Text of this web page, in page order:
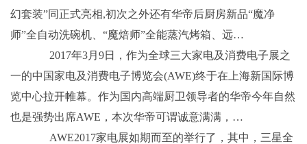
幻套装”同正式亮相,初次之外还有华帝后厨房新品“魔净
师”全自动洗碗机、“魔焙师”全能蒸汽烤箱、远…
2017年3月9日，作为全球三大家电及消费电子展之
一的中国家电及消费电子博览会(AWE)终于在上海新国际博
览中心拉开帷幕。作为国内高端厨卫领导者的华帝今年自然
也是强势出席AWE，本次华帝可谓诚意满满，…
AWE2017家电展如期而至的举行了，其中，三星全